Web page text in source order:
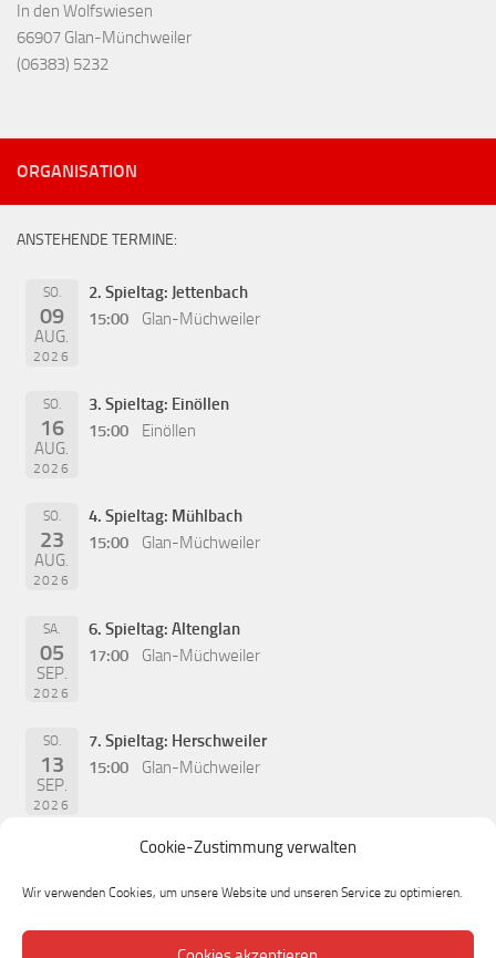
Cookie-Zustimmung verwalten
Wir verwenden Cookies, um unsere Website und unseren Service zu optimieren.
In den Wolfswiesen
66907 Glan-Münchweiler
(06383) 5232
ORGANISATION
ANSTEHENDE TERMINE:
SO.
09
AUG.
2026
2. Spieltag: Jettenbach
15:00
Glan-Müchweiler
SO.
16
AUG.
2026
3. Spieltag: Einöllen
15:00
Einöllen
SO.
23
AUG.
2026
4. Spieltag: Mühlbach
15:00
Glan-Müchweiler
SA.
05
SEP.
2026
6. Spieltag: Altenglan
17:00
Glan-Müchweiler
SO.
13
SEP.
2026
7. Spieltag: Herschweiler
15:00
Glan-Müchweiler